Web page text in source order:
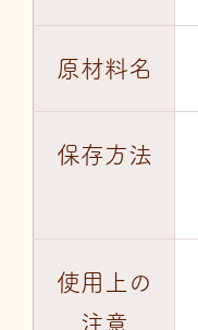
原材料名
保存方法
使用上の
注意